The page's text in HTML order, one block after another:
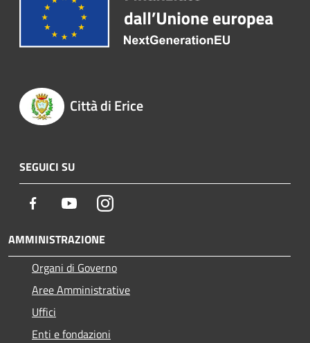
Città di Erice
SEGUICI SU
Facebook YoutubeInstagram
AMMINISTRAZIONE
Organi di Governo
Aree Amministrative
Uffici
Enti e fondazioni